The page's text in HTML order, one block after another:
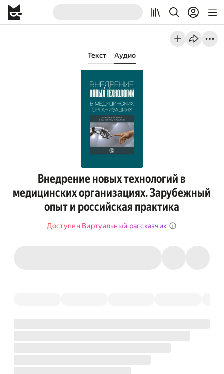
Текст Аудио
Внедрение новых технологий в
медицинских организациях. Зарубежный
опыт и российская практика
Доступен Виртуальный рассказчик